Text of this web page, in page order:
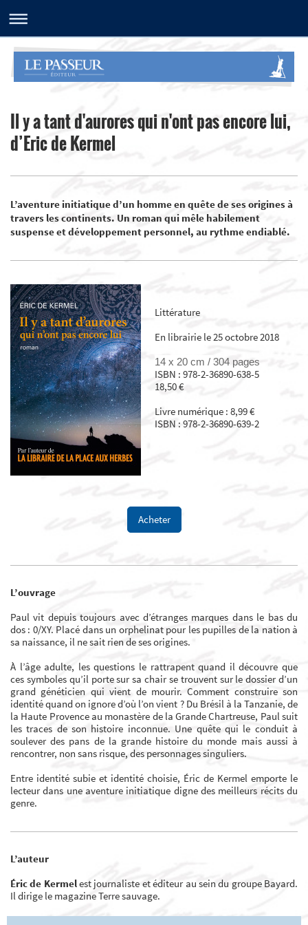
Il y a tant d'aurores qui n'ont pas encore lui,
d’Eric de Kermel
L’aventure initiatique d’un homme en quête de ses origines à
travers les continents. Un roman qui mêle habilement
suspense et développement personnel, au rythme endiablé.
Littérature
En librairie le 25 octobre 2018
14 x 20 cm / 304 pages
ISBN : 978-2-36890-638-5
18,50 €
Livre numérique : 8,99 €
ISBN : 978-2-36890-639-2
Acheter
L’ouvrage
Paul vit depuis toujours avec d’étranges marques dans le bas du
dos : 0/XY. Placé dans un orphelinat pour les pupilles de la nation à
sa naissance, il ne sait rien de ses origines.
À l’âge adulte, les questions le rattrapent quand il découvre que
ces symboles qu’il porte sur sa chair se trouvent sur le dossier d’un
grand généticien qui vient de mourir. Comment construire son
identité quandon ignore d’où l’on vient ? Du Brésil à la Tanzanie, de
la Haute Provence au monastère de la GrandeChartreuse, Paul suit
les traces de son histoire inconnue. Une quête qui le conduit à
soulever des pans de la grande histoire du monde mais aussi à
rencontrer, non sans risque, des personnages singuliers.
Entre identité subie et identité choisie, Éric de Kermel emporte le
lecteur dans une aventure initiatique digne des meilleurs récits du
genre.
L’auteur
Éric de Kermelest journaliste et éditeur au sein du groupe Bayard.
Il dirige le magazine Terre sauvage.